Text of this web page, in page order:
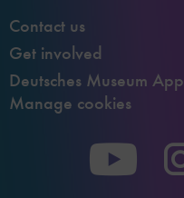
Contact us
Get involved
Deutsches Museum App
Manage cookies
To
our